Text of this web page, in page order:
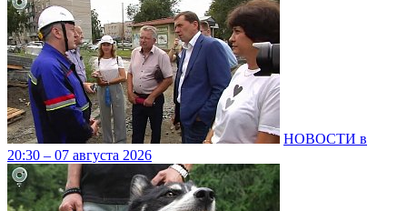
НОВОСТИ в
20:30 – 07 августа 2026